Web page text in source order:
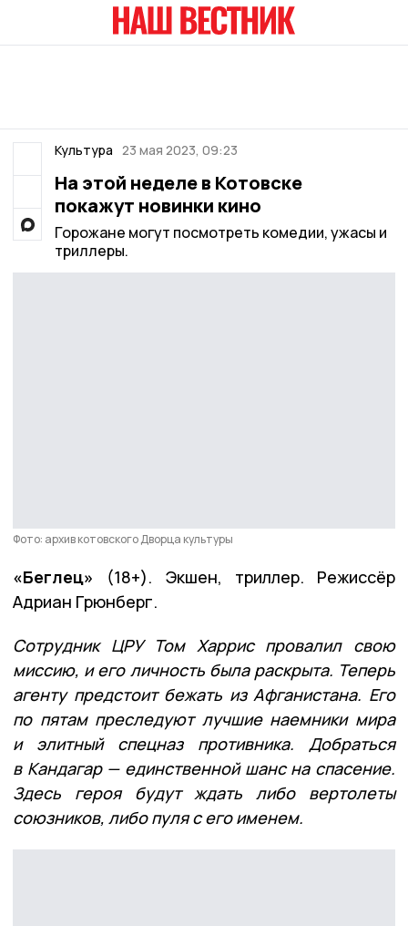
Культура 23 мая 2023, 09:23
На этой неделе в Котовске
покажут новинки кино
Горожане могут посмотреть комедии, ужасы и
триллеры.
Фото: архив котовского Дворца культуры
«Беглец» (18+). Экшен, триллер. Режиссёр
Адриан Грюнберг.
Сотрудник ЦРУ Том Харрис провалил свою
миссию, и его личность была раскрыта. Теперь
агенту предстоит бежать из Афганистана. Его
по пятам преследуют лучшие наемники мира
и элитный спецназ противника. Добраться
в Кандагар — единственной шанс на спасение.
Здесь героя будут ждать либо вертолеты
союзников, либо пуля с его именем.